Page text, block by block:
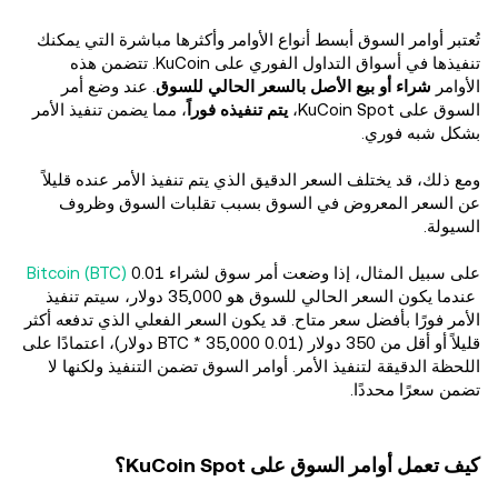
تُعتبر أوامر السوق أبسط أنواع الأوامر وأكثرها مباشرة التي يمكنك
تنفيذها في أسواق التداول الفوري على KuCoin. تتضمن هذه
الأوامر شراء أو بيع الأصل بالسعر الحالي للسوق . عند وضع أمر
السوق على KuCoin Spot،
يتم تنفيذه فوراً ، مما يضمن تنفيذ الأمر
بشكل شبه فوري.
ومع ذلك، قد يختلف السعر الدقيق الذي يتم تنفيذ الأمر عنده قليلاً
عن السعر المعروض في السوق بسبب تقلبات السوق وظروف
السيولة.
على سبيل المثال، إذا وضعت أمر سوق لشراء 0.01
Bitcoin (BTC)
عندما يكون السعر الحالي للسوق هو 35,000 دولار، سيتم تنفيذ
الأمر فورًا بأفضل سعر متاح. قد يكون السعر الفعلي الذي تدفعه أكثر
قليلاً أو أقل من 350 دولار (0.01 BTC * 35,000 دولار)، اعتمادًا على
اللحظة الدقيقة لتنفيذ الأمر. أوامر السوق تضمن التنفيذ ولكنها لا
تضمن سعرًا محددًا.
كيف تعمل أوامر السوق على KuCoin Spot؟